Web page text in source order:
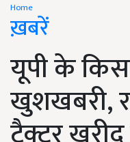
Home
ख़बरें
यूपी के
खुशखबरी,